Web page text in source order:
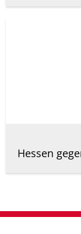
Hessen